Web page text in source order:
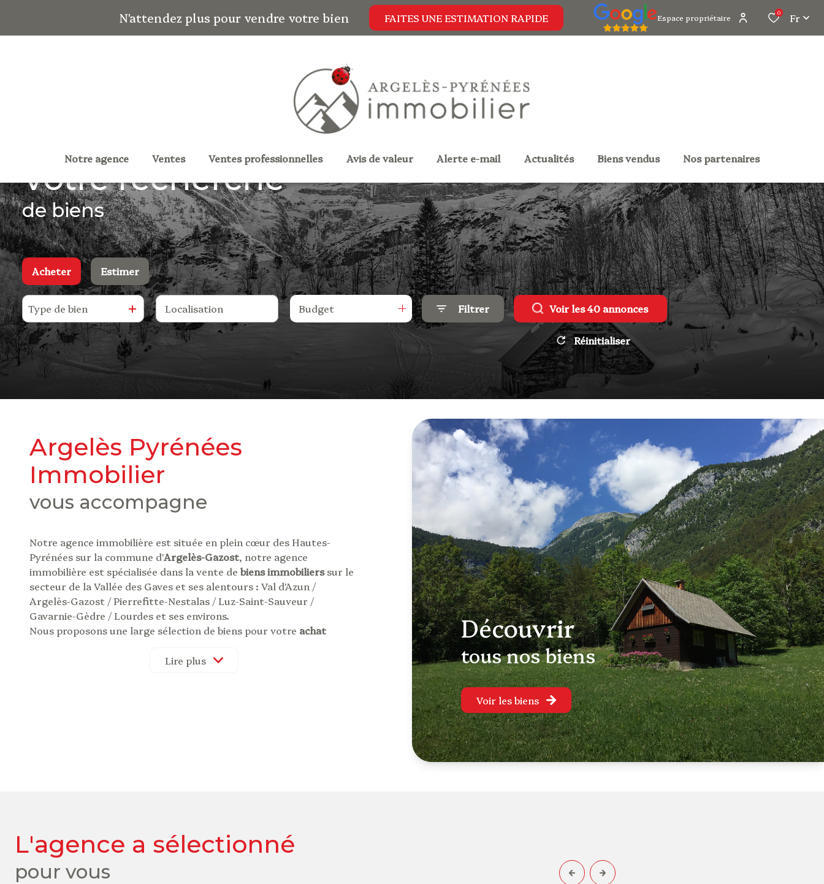
N'attendez plus pour vendre votre bien FAITES UNE ESTIMATION RAPIDE Espace propriétaire 0 Fr
notre agence ventes ventes professionnelles avis de valeur alerte e-mail actualités biens vendus nos partenaires
votre recherche
de biens
Acheter
De l'ancien
De l'immo pro
Estimer
Type de bien Budget Filtrer Voir les40annonces
Réinitialiser
découvrir
tous nos biens
Voir les biens
Argelès Pyrénées
Immobilier
vous accompagne
Notre agence immobilière est située en plein cœur des Hautes-
Pyrénées sur la commune d'Argelès-Gazost, notre agence
immobilière est spécialisée dans la vente de biens immobilierssur le
secteur de la Vallée des Gaves et ses alentours : Val d'Azun /
Argelès-Gazost / Pierrefitte-Nestalas / Luz-Saint-Sauveur /
Gavarnie-Gèdre / Lourdes et ses environs.
Nous proposons une large sélection de biens pour votre achat
principale ou secondaire : maison, grange, ensemble immobilier,
Lire plus
l'agence a sélectionné
pour vous